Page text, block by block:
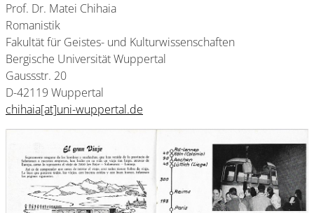
Prof. Dr. Matei Chihaia
Romanistik
Fakultät für Geistes- und Kulturwissenschaften
Bergische Universität Wuppertal
Gaussstr. 20
D-42119 Wuppertal
chihaia[at]uni-wuppertal.de